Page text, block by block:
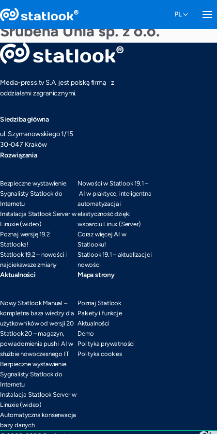
Śrubena Unia sp. z o.o.
Media-press.tv S.A. jest polską firmą z
oddziałami zagranicznymi.
Siedziba główna
ul. Szymanowskiego 1/15
30-047 Kraków
Rozwiązania
Bezpieczne wystawienie
Sygnalisty Statlook do
Internetu
Instalacja Statlook Server w
Linuxie (wideo)
Poznaj wersję 19.2
Statlooka!
Statlook 19.2 – nowości i
najciekawsze zmiany
Nowości w Statlook 19.1 –
AI w praktyce, inteligentna
automatyzacja i
elastyczność dzięki
wsparciu Linux (Server)
Coraz więcej AI w
Statlooku!
Statlook 19.1 – aktualizacje i
nowości
Aktualności
Nowy Statlook Manual –
kompletna baza wiedzy dla
użytkowników od wersji 20
Statlook 20 – magazyn,
powiadomienia push i AI w
służbie nowoczesnego IT
Bezpieczne wystawienie
Sygnalisty Statlook do
Internetu
Instalacja Statlook Server w
Linuxie (wideo)
Automatyczna konserwacja
bazy danych
Mapa strony
Poznaj Statlook
Pakiety i funkcje
Aktualności
Demo
Polityka prywatności
Polityka cookies